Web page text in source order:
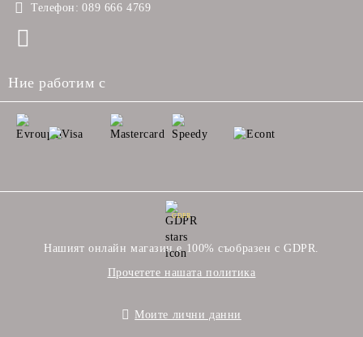
Телефон: 089 666 4769
Ние работим с
GDPR
Нашият онлайн магазин е 100% съобразен с GDPR.
Прочетете нашата политика
Моите лични данни